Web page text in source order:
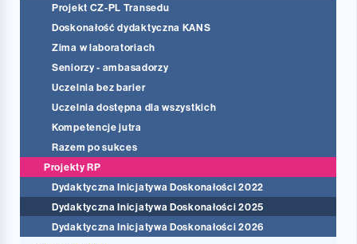
Projekt CZ-PL Transedu
Doskonałość dydaktyczna KANS
Zima w laboratoriach
Seniorzy - ambasadorzy
Uczelnia bez barier
Uczelnia dostępna dla wszystkich
Kompetencje jutra
Razem po sukces
Projekty RP
Dydaktyczna Inicjatywa Doskonałości 2022
Dydaktyczna Inicjatywa Doskonałości 2025
Dydaktyczna Inicjatywa Doskonałości 2026